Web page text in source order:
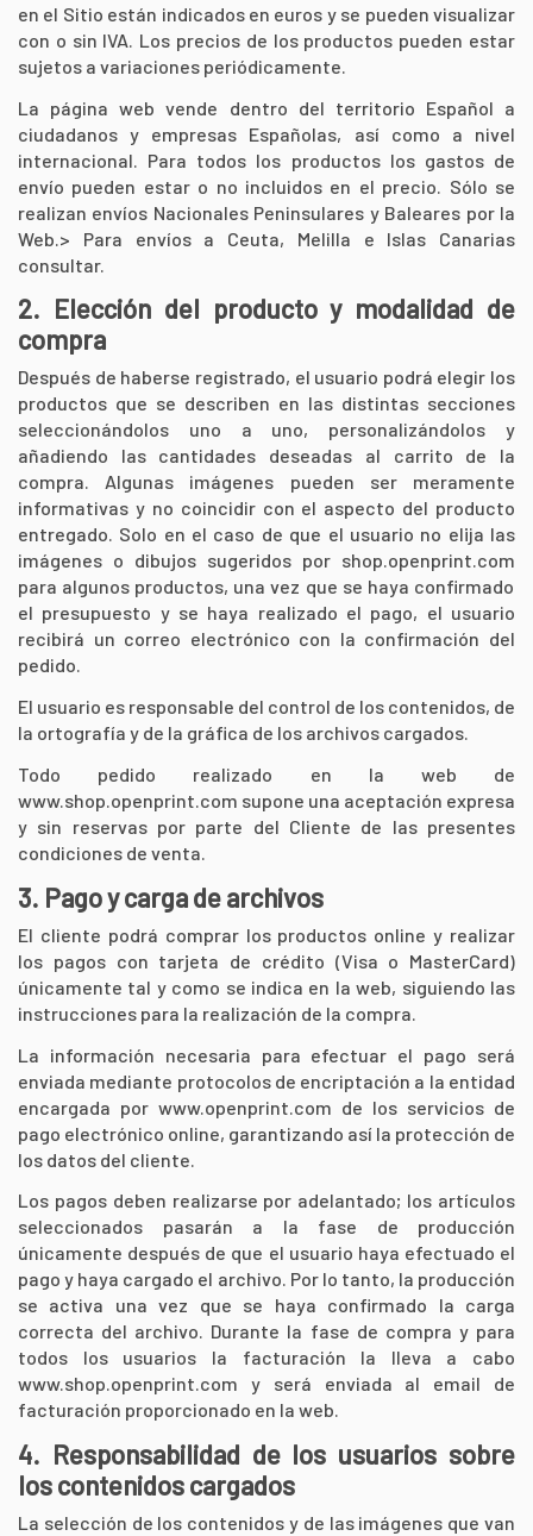
en el Sitio están indicados en euros y se pueden visualizar
con o sin IVA. Los precios de los productos pueden estar
sujetos a variaciones periódicamente.
La página web vende dentro del territorio Español a
ciudadanos y empresas Españolas, así como a nivel
internacional. Para todos los productos los gastos de
envío pueden estar o no incluidos en el precio. Sólo se
realizan envíos Nacionales Peninsulares y Baleares por la
Web.> Para envíos a Ceuta, Melilla e Islas Canarias
consultar.
2. Elección del producto y modalidad de
compra
Después de haberse registrado, el usuario podrá elegir los
productos que se describen en las distintas secciones
seleccionándolos uno a uno, personalizándolos y
añadiendo las cantidades deseadas al carrito de la
compra. Algunas imágenes pueden ser meramente
informativas y no coincidir con el aspecto del producto
entregado. Solo en el caso de que el usuario no elija las
imágenes o dibujos sugeridos por shop.openprint.com
para algunos productos, una vez que se haya confirmado
el presupuesto y se haya realizado el pago, el usuario
recibirá un correo electrónico con la confirmación del
pedido.
El usuario es responsable del control de los contenidos, de
la ortografía y de la gráfica de los archivos cargados.
Todo pedido realizado en la web de
www.shop.openprint.com supone una aceptación expresa
y sin reservas por parte del Cliente de las presentes
condiciones de venta.
3. Pago y carga de archivos
El cliente podrá comprar los productos online y realizar
los pagos con tarjeta de crédito (Visa o MasterCard)
únicamente tal y como se indica en la web, siguiendo las
instrucciones para la realización de la compra.
La información necesaria para efectuar el pago será
enviada mediante protocolos de encriptación a la entidad
encargada por www.openprint.com de los servicios de
pago electrónico online, garantizando así la protección de
los datos del cliente.
Los pagos deben realizarse por adelantado; los artículos
seleccionados pasarán a la fase de producción
únicamente después de que el usuario haya efectuado el
pago y haya cargado el archivo. Por lo tanto, la producción
se activa una vez que se haya confirmado la carga
correcta del archivo. Durante la fase de compra y para
todos los usuarios la facturación la lleva a cabo
www.shop.openprint.com y será enviada al email de
facturación proporcionado en la web.
4. Responsabilidad de los usuarios sobre
los contenidos cargados
La selección de los contenidos y de las imágenes que van